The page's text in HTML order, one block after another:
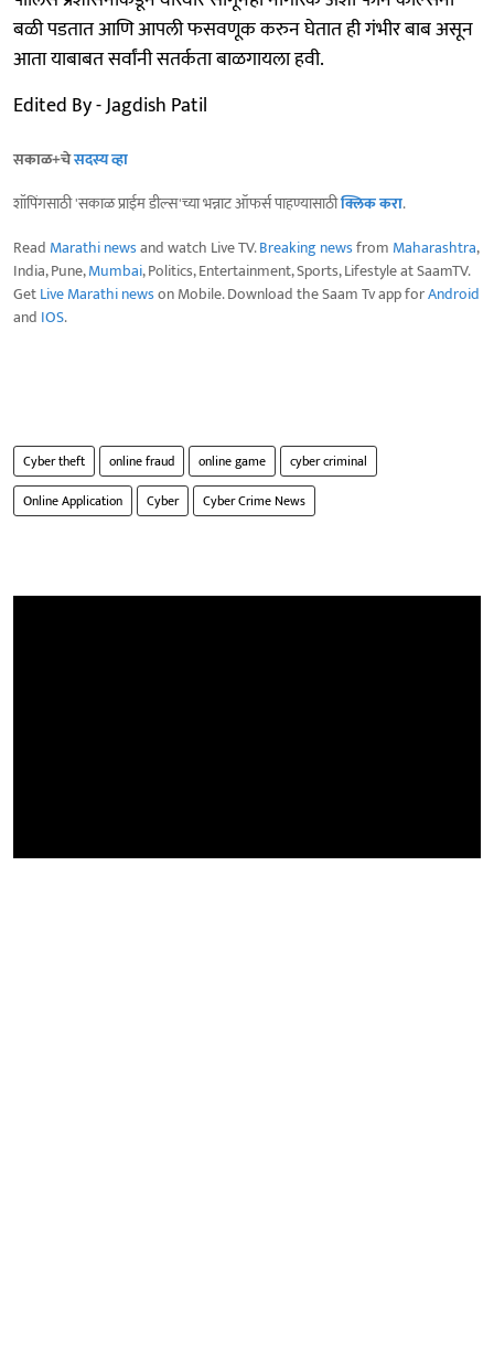
बळी पडतात आणि आपली फसवणूक करुन घेतात ही गंभीर बाब असून
आता याबाबत सर्वांनी सतर्कता बाळगायला हवी.
Edited By - Jagdish Patil
सकाळ+चेसदस्य व्हा
शॉपिंगसाठी 'सकाळ प्राईम डील्स'च्या भन्नाट ऑफर्स पाहण्यासाठीक्लिक करा.
Read Marathi newsand watch Live TV.Breaking newsfrom Maharashtra,
India, Pune,Mumbai, Politics, Entertainment, Sports, Lifestyle at SaamTV.
GetLive Marathi newson Mobile. Download the Saam Tv app forAndroid
and IOS.
Cyber theft online fraud online game
cyber criminal
Online Application
Cyber Cyber Crime News